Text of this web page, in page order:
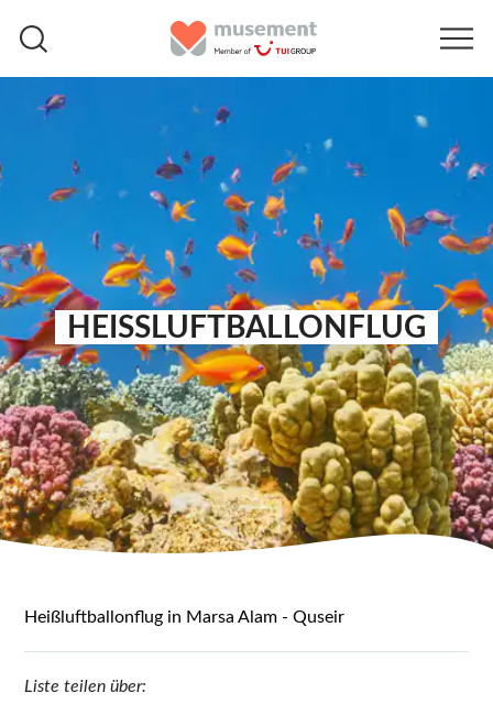
HEISSLUFTBALLONFLUG
Heißluftballonflug in Marsa Alam - Quseir
Liste teilen über: